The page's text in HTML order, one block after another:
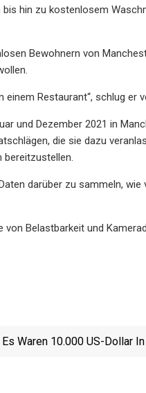
hin zu kostenlosem
Bewohnern von
Restaurant“, schlug er
und Dezember 2021 in
die sie dazu
darüber zu sammeln,
Belastbarkeit und
Es Waren 10.000 US-Dollar In